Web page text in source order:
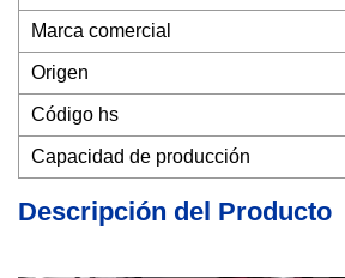
Marca comercial
Origen
Código hs
Capacidad de producción
Descripción del Producto